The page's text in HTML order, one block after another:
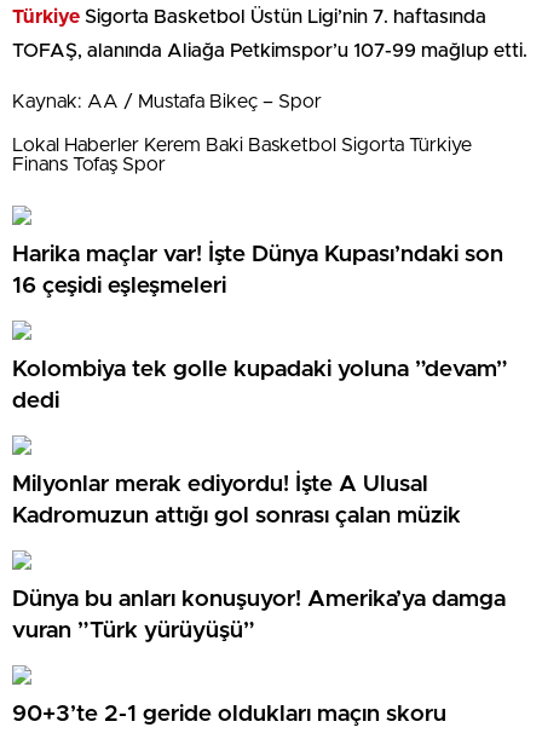
Türkiye Sigorta Basketbol Üstün Ligi’nin 7. haftasında
TOFAŞ, alanında Aliağa Petkimspor’u 107-99 mağlup etti.
Kaynak: AA / Mustafa Bikeç – Spor
Lokal Haberler Kerem Baki Basketbol Sigorta Türkiye
Finans Tofaş Spor
Harika maçlar var! İşte Dünya Kupası’ndaki son
16 çeşidi eşleşmeleri
Kolombiya tek golle kupadaki yoluna ”devam”
dedi
Milyonlar merak ediyordu! İşte A Ulusal
Kadromuzun attığı gol sonrası çalan müzik
Dünya bu anları konuşuyor! Amerika’ya damga
vuran ”Türk yürüyüşü”
90+3’te 2-1 geride oldukları maçın skoru